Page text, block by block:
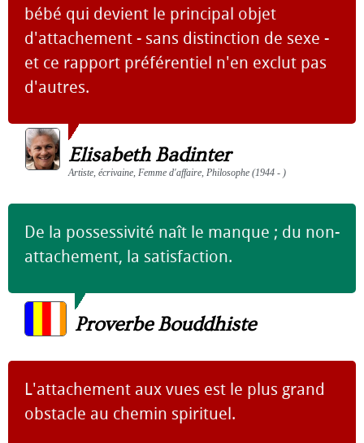
bébé qui devient le principal objet
d'attachement - sans distinction de sexe -
et ce rapport préférentiel n'en exclut pas
d'autres.
Elisabeth Badinter
Artiste, écrivaine, Femme d'affaire, Philosophe (1944 - )
De la possessivité naît le manque ; du non-
attachement, la satisfaction.
Proverbe Bouddhiste
L'attachement aux vues est le plus grand
obstacle au chemin spirituel.